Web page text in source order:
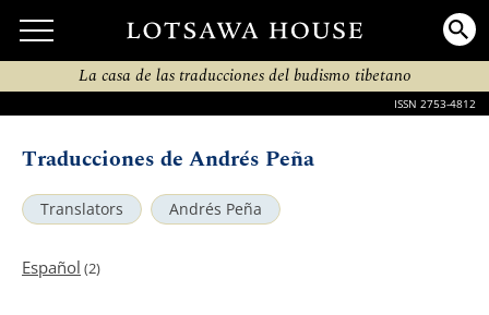
La casa de las traducciones del budismo tibetano
ISSN 2753-4812
Traducciones de Andrés Peña
Translators Andrés Peña
Español (2)